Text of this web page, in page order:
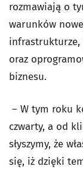
rozmawiają o
warunków
infrastrukturze,
oraz
biznesu.
– W tym roku
czwarty, a od
słyszymy, że
się, iż dzięki